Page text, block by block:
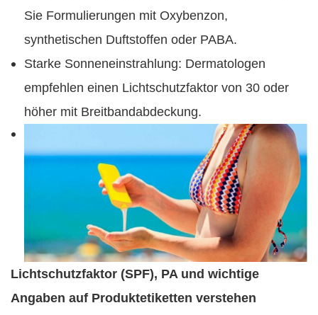
Sie Formulierungen mit Oxybenzon,
synthetischen Duftstoffen oder PABA.
Starke Sonneneinstrahlung: Dermatologen
empfehlen einen Lichtschutzfaktor von 30 oder
höher mit Breitbandabdeckung.
Lichtschutzfaktor (SPF), PA und wichtige
Angaben auf Produktetiketten verstehen